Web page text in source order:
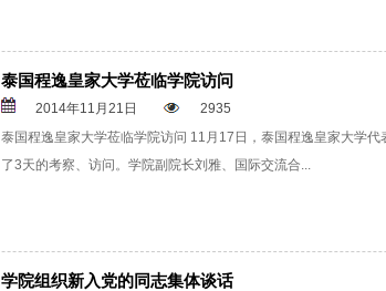
泰国程逸皇家大学莅临学院访问
2014年11月21日
2935
泰国程逸皇家大学莅临学院访问 11月17日，泰国程逸皇家大学
了3天的考察、访问。学院副院长刘雅、国际交流合...
学院组织新入党的同志集体谈话